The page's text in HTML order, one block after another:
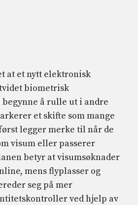
at et nytt elektronisk
biometrisk
å rulle ut i andre
et skifte som mange
legger merke til når de
visum eller passerer
betyr at visumsøknader
mens flyplasser og
seg på mer
ved hjelp av